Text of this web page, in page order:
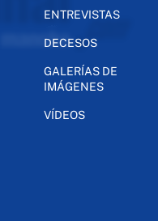
ENTREVISTAS
DECESOS
GALERÍAS DE
IMÁGENES
VÍDEOS